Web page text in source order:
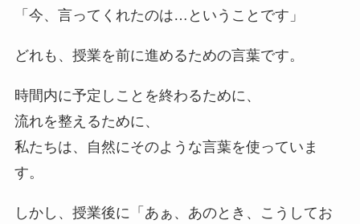
「今、言ってくれたのは…ということです」
どれも、授業を前に進めるための言葉です。
時間内に予定しことを終わるために、
流れを整えるために、
私たちは、自然にそのような言葉を使っていま
す。
しかし、授業後に「あぁ、あのとき、こうしてお